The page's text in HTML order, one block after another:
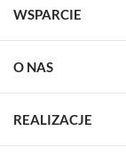
WSPARCIE
O NAS
REALIZACJE